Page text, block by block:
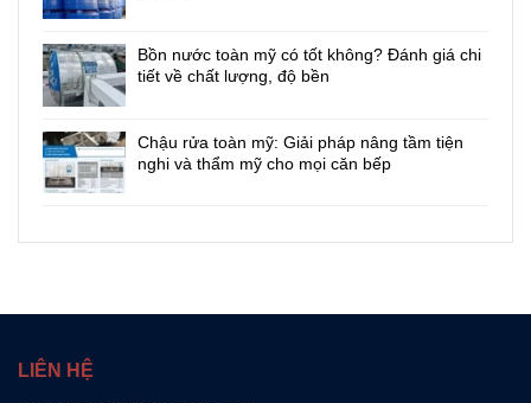
Bồn nước toàn mỹ có tốt không? Đánh giá chi
tiết về chất lượng, độ bền
Chậu rửa toàn mỹ: Giải pháp nâng tầm tiện
nghi và thẩm mỹ cho mọi căn bếp
LIÊN HỆ